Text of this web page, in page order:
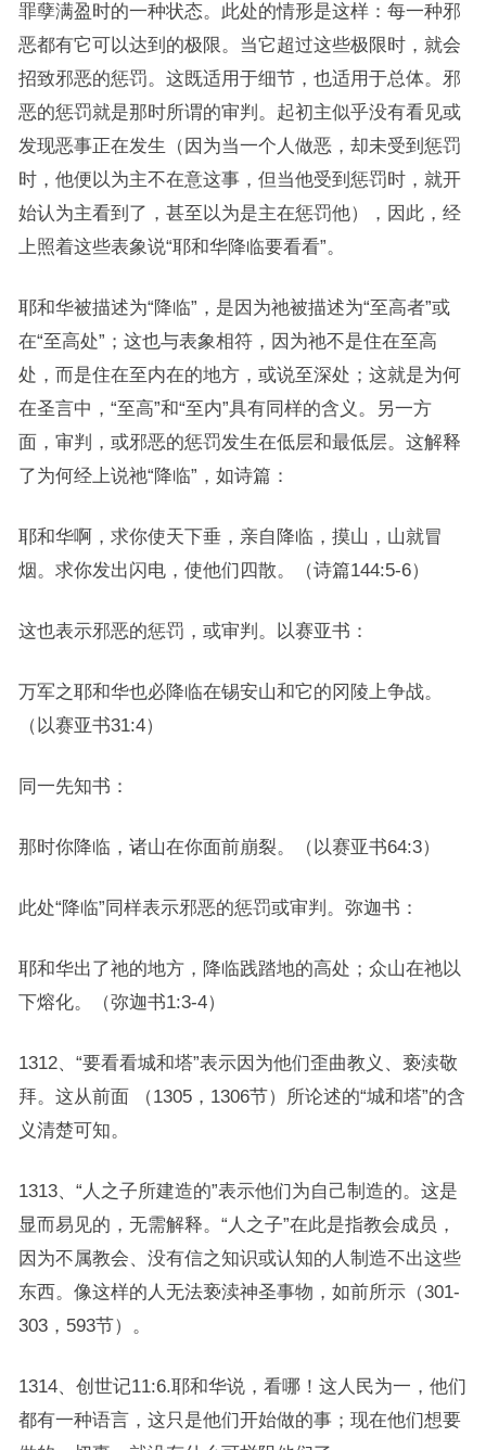
罪孽满盈时的一种状态。此处的情形是这样：每一种邪
恶都有它可以达到的极限。当它超过这些极限时，就会
招致邪恶的惩罚。这既适用于细节，也适用于总体。邪
恶的惩罚就是那时所谓的审判。起初主似乎没有看见或
发现恶事正在发生（因为当一个人做恶，却未受到惩罚
时，他便以为主不在意这事，但当他受到惩罚时，就开
始认为主看到了，甚至以为是主在惩罚他），因此，经
上照着这些表象说“耶和华降临要看看”。
耶和华被描述为“降临”，是因为祂被描述为“至高者”或
在“至高处”；这也与表象相符，因为祂不是住在至高
处，而是住在至内在的地方，或说至深处；这就是为何
在圣言中，“至高”和“至内”具有同样的含义。另一方
面，审判，或邪恶的惩罚发生在低层和最低层。这解释
了为何经上说祂“降临”，如诗篇：
耶和华啊，求你使天下垂，亲自降临，摸山，山就冒
烟。求你发出闪电，使他们四散。（诗篇144:5-6）
这也表示邪恶的惩罚，或审判。以赛亚书：
万军之耶和华也必降临在锡安山和它的冈陵上争战。
（以赛亚书31:4）
同一先知书：
那时你降临，诸山在你面前崩裂。（以赛亚书64:3）
此处“降临”同样表示邪恶的惩罚或审判。弥迦书：
耶和华出了祂的地方，降临践踏地的高处；众山在祂以
下熔化。（弥迦书1:3-4）
1312、“要看看城和塔”表示因为他们歪曲教义、亵渎敬
拜。这从前面 （1305，1306节）所论述的“城和塔”的含
义清楚可知。
1313、“人之子所建造的”表示他们为自己制造的。这是
显而易见的，无需解释。“人之子”在此是指教会成员，
因为不属教会、没有信之知识或认知的人制造不出这些
东西。像这样的人无法亵渎神圣事物，如前所示（301-
303，593节）。
1314、创世记11:6.耶和华说，看哪！这人民为一，他们
都有一种语言，这只是他们开始做的事；现在他们想要